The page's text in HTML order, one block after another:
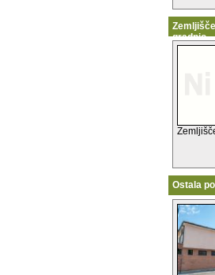
gradnjo
Ostala